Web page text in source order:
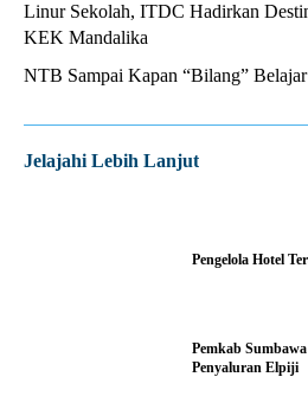
Linur Sekolah, ITDC Hadirkan
KEK Mandalika
NTB Sampai Kapan “Bilang”
Jelajahi Lebih Lanjut
Pengelola Hotel
Pemkab
Penyaluran Elpiji